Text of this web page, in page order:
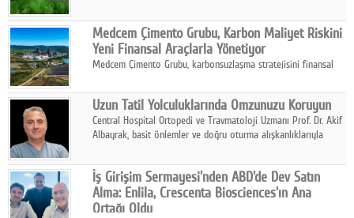
sahipliğinde gerçekleştirilecek.
Medcem Çimento Grubu, Karbon Maliyet Riskini
Yeni Finansal Araçlarla Yönetiyor
Medcem Çimento Grubu, karbonsuzlaşma stratejisini finansal
Uzun Tatil Yolculuklarında Omzunuzu Koruyun
Central Hospital Ortopedi ve Travmatoloji Uzmanı Prof. Dr. Akif
Albayrak, basit önlemler ve doğru oturma alışkanlıklarıyla
İş Girişim Sermayesi'nden ABD'de Dev Satın
Alma: Enlila, Crescenta Biosciences'ın Ana
Ortağı Oldu